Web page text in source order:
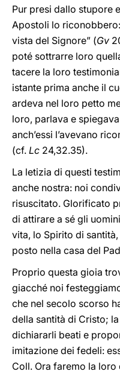
Pur presi dallo stupore
Apostoli lo
vista del Signore” (Gv
poté sottrarre loro
tacere la loro
istante prima anche il
ardeva nel loro petto
loro, parlava e
anch’essi l’avevano
(cf. Lc 24,32.35).
La letizia di questi
anche nostra: noi
risuscitato. Glorificato
di attirare a sé gli
vita, lo Spirito di
posto nella casa del
Proprio questa gioia
giacché noi
che nel secolo scorso
della santità di Cristo;
dichiararli beati e
imitazione dei fedeli:
Coll. Ora faremo la loro